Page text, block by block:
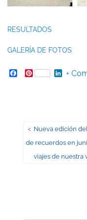
RESULTADOS
GALERÍA DE FOTOS
Facebook
Pinterest +
de
< Entrada
anterior:
Nueva edición
de recuerdos en
viajes de nuestra